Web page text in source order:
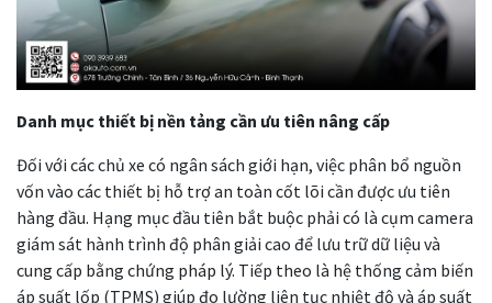
Danh mục thiết bị nền tảng cần ưu tiên nâng cấp
Đối với các chủ xe có ngân sách giới hạn, việc phân bổ nguồn
vốn vào các thiết bị hỗ trợ an toàn cốt lõi cần được ưu tiên
hàng đầu. Hạng mục đầu tiên bắt buộc phải có là cụm camera
giám sát hành trình độ phân giải cao để lưu trữ dữ liệu và
cung cấp bằng chứng pháp lý. Tiếp theo là hệ thống cảm biến
áp suất lốp (TPMS) giúp đo lường liên tục nhiệt độ và áp suất